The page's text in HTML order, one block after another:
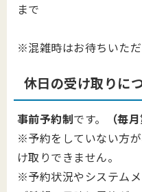
まで
※混雑時はお待ちいた
休日の受け取りに
事前予約制です。
（毎
※予約をしていない方
け取りできません。
※予約状況やシステムメ